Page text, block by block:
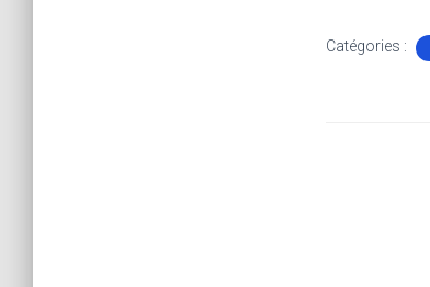
Catégories :